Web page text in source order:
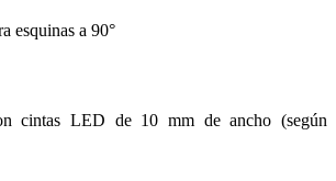
esquinas a 90°
cintas LED de 10 mm de ancho (según